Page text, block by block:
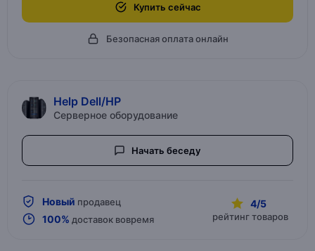
Купить сейчас
Безопасная оплата онлайн
Help Dell/HP
Серверное оборудование
Начать беседу
Новый продавец
100% доставок вовремя
4/5
рейтинг товаров